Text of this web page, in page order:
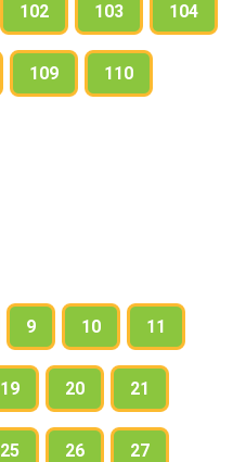
102 103 104
109 110
9 10 11
19 20 21
25 26 27